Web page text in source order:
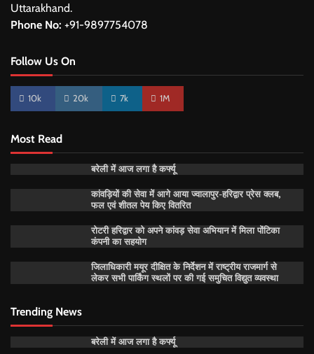
Uttarakhand.
Phone No: +91-9897754078
Follow Us On
10k 20k 7k 1M
Most Read
बरेली में आज लगा है कर्फ्यू
कांवड़ियों की सेवा में आगे आया ज्वालापुर-हरिद्वार प्रेस क्लब,
फल एवं शीतल पेय किए वितरित
रोटरी हरिद्वार को अपने कांवड़ सेवा अभियान में मिला पोंटिका
कंपनी का सहयोग
जिलाधिकारी मयूर दीक्षित के निर्देशन में राष्ट्रीय राजमार्ग से
लेकर सभी पार्किंग स्थलों पर की गई समुचित विद्युत व्यवस्था
Trending News
बरेली में आज लगा है कर्फ्यू